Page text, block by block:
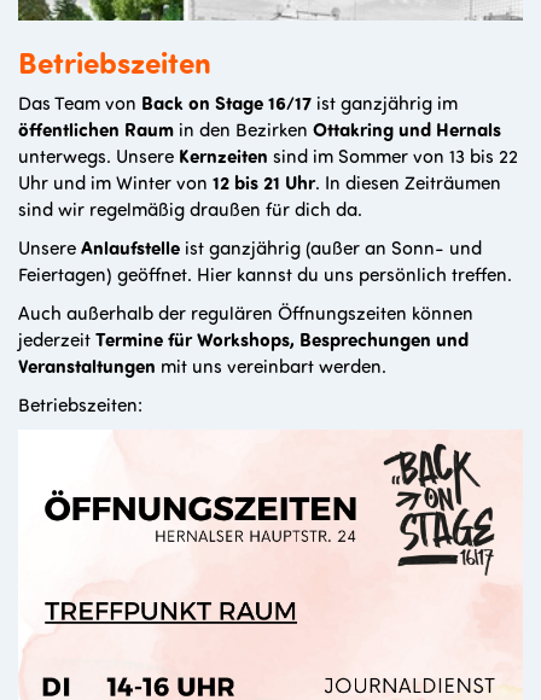
Betriebszeiten
Das Team von Back on Stage 16/17 ist ganzjährig im
öffentlichen Raum in den Bezirken Ottakring und Hernals
unterwegs. Unsere Kernzeiten sind im Sommer von 13 bis 22
Uhr und im Winter von 12 bis 21 Uhr. In diesen Zeiträumen
sind wir regelmäßig draußen für dich da.
UnsereAnlaufstelle ist ganzjährig (außer an Sonn- und
Feiertagen) geöffnet. Hier kannst du uns persönlich treffen.
Auch außerhalb der regulären Öffnungszeiten können
jederzeitTermine für Workshops, Besprechungen und
Veranstaltungen mit uns vereinbart werden.
Betriebszeiten: